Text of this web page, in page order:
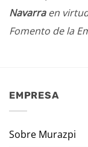
Navarraen
Fomento de la
EMPRESA
Sobre Murazpi